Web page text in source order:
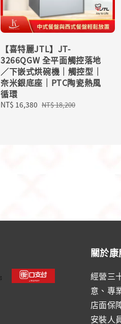
【喜特麗JTL】JT-
3266QGW 全平面觸控落地
／下嵌式烘碗機｜觸控型｜
奈米銀底座｜PTC陶瓷熱風
循環
Sale
NT$ 16,380 Regular
NT$ 18,200
關於康
經營三
意、專
店面保
安裝人